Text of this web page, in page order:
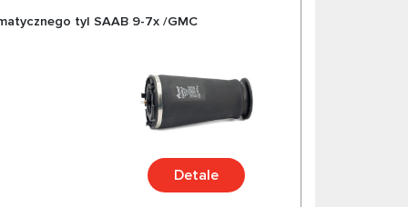
tyl SAAB 9-7x /GMC
Detale